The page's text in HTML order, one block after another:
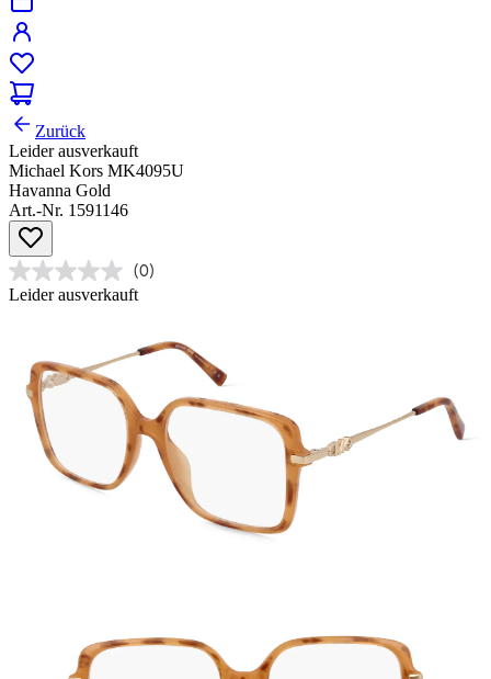
Zurück
Leider ausverkauft
Michael Kors MK4095U
Havanna Gold
Art.-Nr. 1591146
(0)
Leider ausverkauft